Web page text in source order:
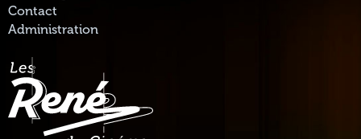
Contact
Administration